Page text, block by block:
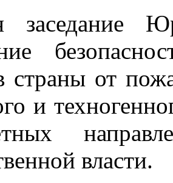
заседание
страны от
и
власти.